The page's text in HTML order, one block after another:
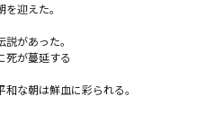
迎えた。
があった。
が蔓延する――
な朝は鮮血に彩られる。